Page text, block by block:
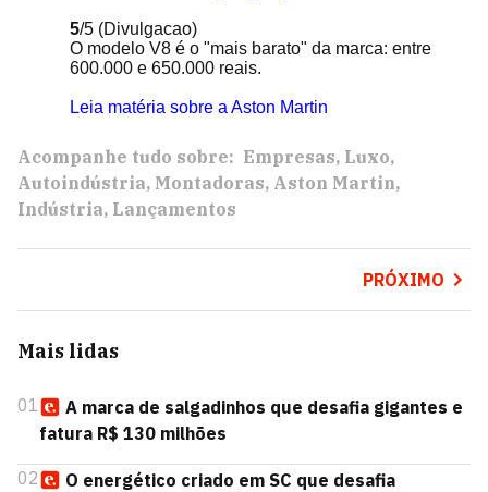
5/5 (Divulgacao)
O modelo V8 é o "mais barato" da marca: entre
600.000 e 650.000 reais.
Leia matéria sobre a Aston Martin
Acompanhe tudo sobre: Empresas Luxo
Autoindústria Montadoras Aston Martin
Indústria Lançamentos
PRÓXIMO
Mais lidas
01
A marca de salgadinhos que desafia gigantes e
fatura R$ 130 milhões
02
O energético criado em SC que desafia